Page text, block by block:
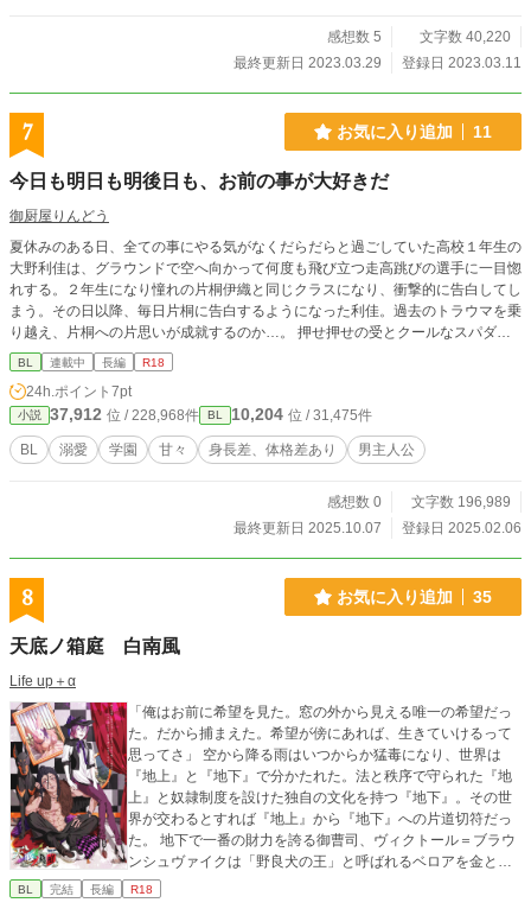
感想数 5
文字数 40,220
最終更新日 2023.03.29
登録日 2023.03.11
7 お気に入り追加 11
今日も明日も明後日も、お前の事が大好きだ
御厨屋りんどう
夏休みのある日、全ての事にやる気がなくだらだらと過ごしていた高校１年生の
大野利佳は、グラウンドで空へ向かって何度も飛び立つ走高跳びの選手に一目惚
れする。２年生になり憧れの片桐伊織と同じクラスになり、衝撃的に告白してし
まう。その日以降、毎日片桐に告白するようになった利佳。過去のトラウマを乗
り越え、片桐への片思いが成就するのか…。 押せ押せの受とクールなスパダリ
攻との青春行事を多々盛り込んだBLオリジナルストーリーです。 完全フィクシ
ョンです。 ただただ甘々なカップルが書きたかっただけの作品です。エロ多
め。 【注意事項】 少年への性的虐待のシーンがあります。 未成年による喫煙の
シーンがあります。法律で禁止されてるのは理解してます。すいません。
BL 連載中 長編 R18
24h.ポイント 7pt
小説 37,912 位 / 228,968件 BL 10,204 位 / 31,475件
BL 溺愛 学園 甘々 身長差、体格差あり 男主人公
感想数 0
文字数 196,989
最終更新日 2025.10.07
登録日 2025.02.06
8 お気に入り追加 35
天底ノ箱庭 白南風
Life up＋α
「俺はお前に希望を見た。窓の外から見える唯一の希望だっ
た。だから捕まえた。希望が傍にあれば、生きていけるって
思ってさ」 空から降る雨はいつからか猛毒になり、世界は
『地上』と『地下』で分かたれた。法と秩序で守られた『地
上』と奴隷制度を設けた独自の文化を持つ『地下』。その世
界が交わるとすれば『地上』から『地下』への片道切符だっ
た。 地下で一番の財力を誇る御曹司、ヴィクトール＝ブラウ
ンシュヴァイクは「野良犬の王」と呼ばれるベロアを金と策
略で罠にはめて捕まえることに成功する。生まれながらに人
BL 完結 長編 R18